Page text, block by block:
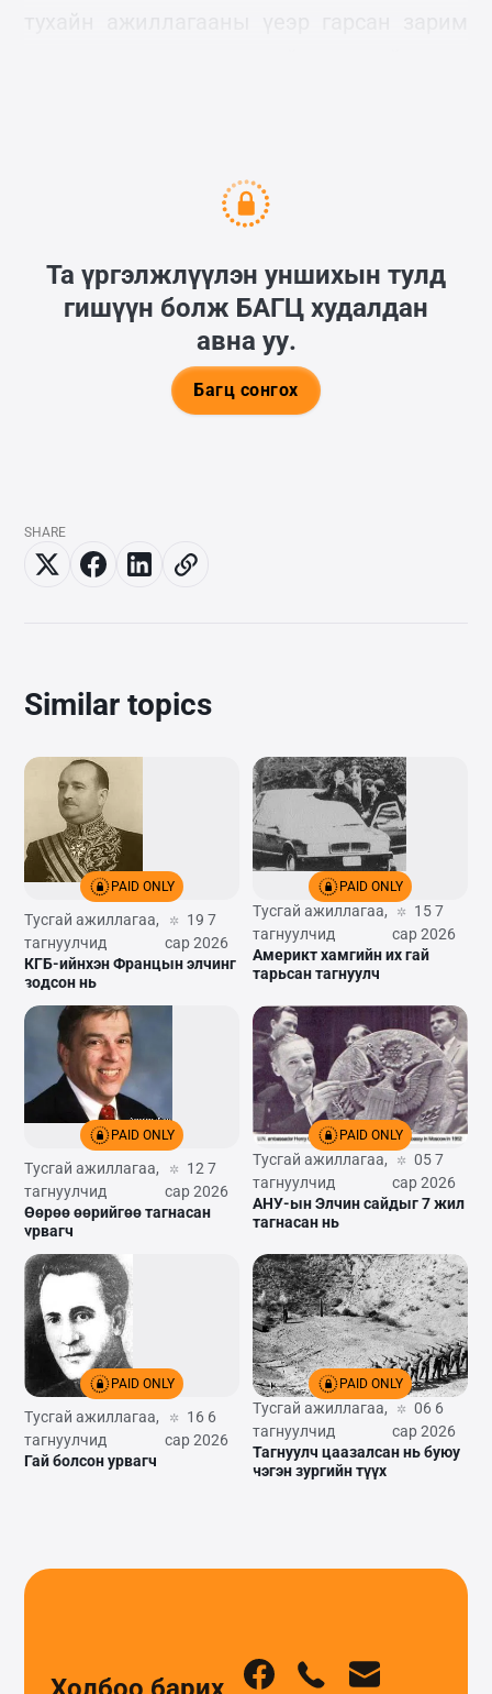
Та үргэлжлүүлэн уншихын тулд
гишүүн болж БАГЦ худалдан
авна уу.
Багц сонгох
SHARE
Similar topics
PAID ONLY
Тусгай ажиллагаа,
тагнуулчид
19 7
сар 2026
КГБ-ийнхэн Францын элчинг
зодсон нь
PAID ONLY
Тусгай ажиллагаа,
тагнуулчид
15 7
сар 2026
Америкт хамгийн их гай
тарьсан тагнуулч
PAID ONLY
Тусгай ажиллагаа,
тагнуулчид
12 7
сар 2026
Өөрөө өөрийгөө тагнасан
урвагч
PAID ONLY
Тусгай ажиллагаа,
тагнуулчид
05 7
сар 2026
АНУ-ын Элчин сайдыг 7 жил
тагнасан нь
PAID ONLY
Тусгай ажиллагаа,
тагнуулчид
16 6
сар 2026
Гай болсон урвагч
PAID ONLY
Тусгай ажиллагаа,
тагнуулчид
06 6
сар 2026
Тагнуулч цаазалсан нь буюу
нэгэн зургийн түүх